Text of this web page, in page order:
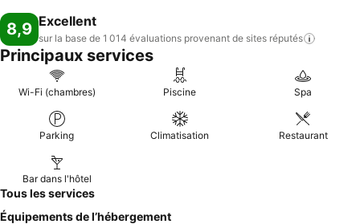
8,9 Excellent
sur la base de 1 014 évaluations provenant de sites réputés
Principaux services
Wi-Fi (chambres) Piscine Spa
Parking Climatisation Restaurant
Bar dans l'hôtel
Tous les services
Équipements de l’hébergement